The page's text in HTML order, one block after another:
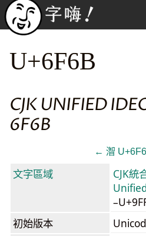
U+6F6B
CJK UNIFIED
6F6B
← 潪
文字區域
CJK統
初始版本